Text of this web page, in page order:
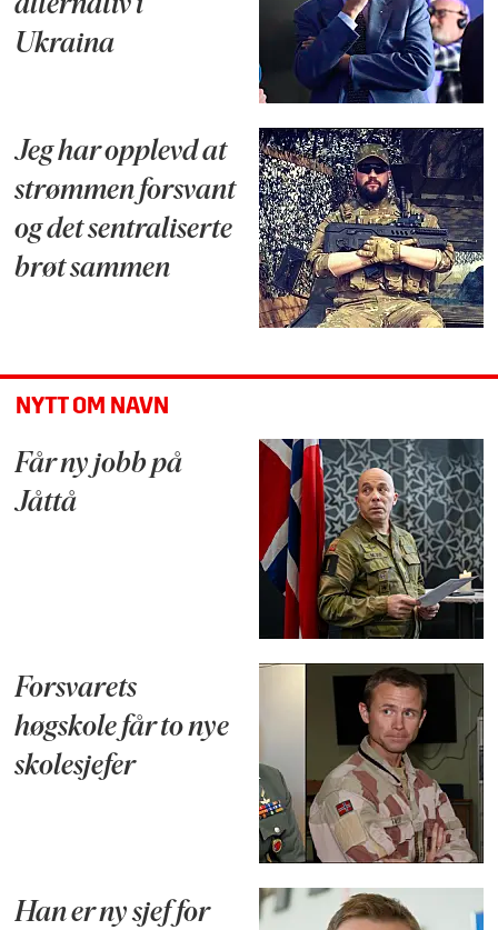
alternativ i
Ukraina
Jeg har opplevd at
strømmen forsvant
og det sentraliserte
brøt sammen
NYTT OM NAVN
Får ny jobb på
Jåttå
Forsvarets
høgskole får to nye
skolesjefer
Han er ny sjef for